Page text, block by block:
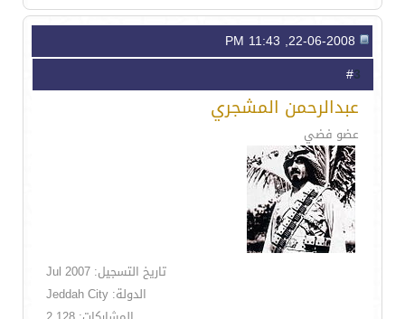
3
عبدالرحمن المشجري
عضو فضي
تاريخ التسجيل: Jul 2007
الدولة: Jeddah City